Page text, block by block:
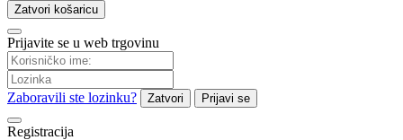
Zatvori košaricu
Prijavite se u web trgovinu
Zaboravili ste lozinku? Zatvori Prijavi se
Registracija